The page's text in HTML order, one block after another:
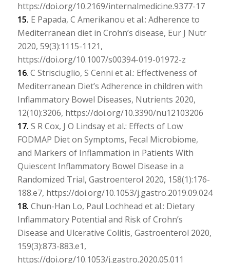
https://doi.org/10.2169/internalmedicine.9377-17
15. E Papada, C Amerikanou et al.: Adherence to
Mediterranean diet in Crohn’s disease, Eur J Nutr
2020, 59(3):1115-1121,
https://doi.org/10.1007/s00394-019-01972-z
16. C Strisciuglio, S Cenni et al.: Effectiveness of
Mediterranean Diet’s Adherence in children with
Inflammatory Bowel Diseases, Nutrients 2020,
12(10):3206, https://doi.org/10.3390/nu12103206
17. S R Cox, J O Lindsay et al.: Effects of Low
FODMAP Diet on Symptoms, Fecal Microbiome,
and Markers of Inflammation in Patients With
Quiescent Inflammatory Bowel Disease in a
Randomized Trial, Gastroenterol 2020, 158(1):176-
188.e7, https://doi.org/10.1053/j.gastro.2019.09.024
18. Chun-Han Lo, Paul Lochhead et al.: Dietary
Inflammatory Potential and Risk of Crohn’s
Disease and Ulcerative Colitis, Gastroenterol 2020,
159(3):873-883.e1,
https://doi.org/10.1053/j.gastro.2020.05.011